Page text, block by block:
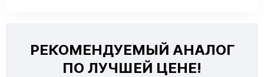
РЕКОМЕНДУЕМЫЙ АНАЛОГ
ПО ЛУЧШЕЙ ЦЕНЕ!